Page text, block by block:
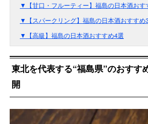
▼【甘口・フルーティー】福島の日本酒おす
▼【スパークリング】福島の日本酒おすすめ
▼【高級】福島の日本酒おすすめ4選
東北を代表する“福島県”のおすす
開